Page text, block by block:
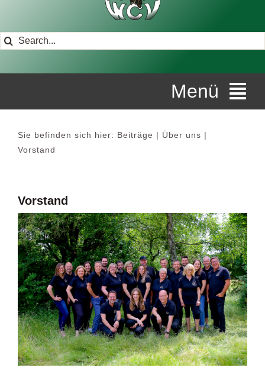
Menü
VERANSTALTUNGEN
DIE AKTIVEN
BILDER
Sie befinden sich hier: Beiträge
Über uns
Vorstand
Vorstand